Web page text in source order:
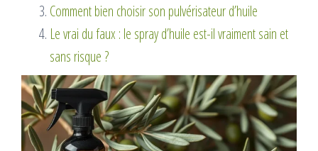
Comment bien choisir son pulvérisateur d’huile
Le vrai du faux : le spray d’huile est-il vraiment sain et
sans risque ?